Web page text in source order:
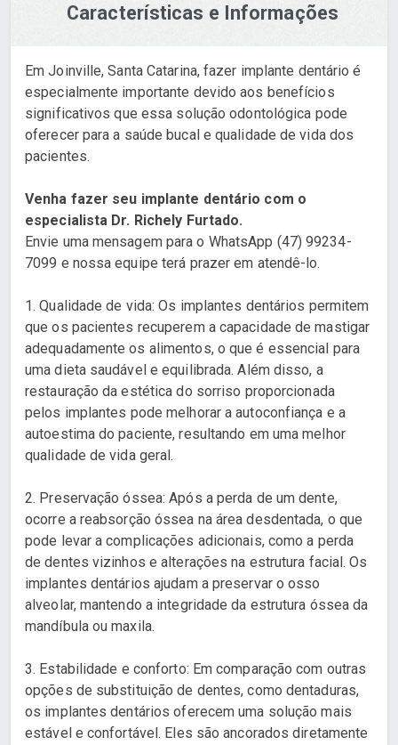
Características e Informações
Em Joinville, Santa Catarina, fazer implante dentário é
especialmente importante devido aos benefícios
significativos que essa solução odontológica pode
oferecer para a saúde bucal e qualidade de vida dos
pacientes.
Venha fazer seu implante dentário com o
especialista Dr. Richely Furtado.
Envie uma mensagem para o WhatsApp (47) 99234-
7099 e nossa equipe terá prazer em atendê-lo.
1. Qualidade de vida: Os implantes dentários permitem
que os pacientes recuperem a capacidade de mastigar
adequadamente os alimentos, o que é essencial para
uma dieta saudável e equilibrada. Além disso, a
restauração da estética do sorriso proporcionada
pelos implantes pode melhorar a autoconfiança e a
autoestima do paciente, resultando em uma melhor
qualidade de vida geral.
2. Preservação óssea: Após a perda de um dente,
ocorre a reabsorção óssea na área desdentada, o que
pode levar a complicações adicionais, como a perda
de dentes vizinhos e alterações na estrutura facial. Os
implantes dentários ajudam a preservar o osso
alveolar, mantendo a integridade da estrutura óssea da
mandíbula ou maxila.
3. Estabilidade e conforto: Em comparação com outras
opções de substituição de dentes, como dentaduras,
os implantes dentários oferecem uma solução mais
estável e confortável. Eles são ancorados diretamente